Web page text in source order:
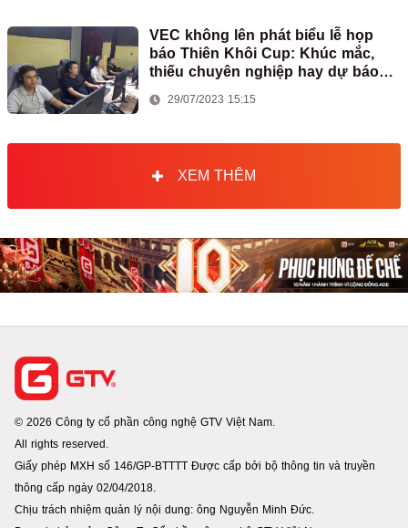
VEC không lên phát biểu lễ họp
báo Thiên Khôi Cup: Khúc mắc,
thiếu chuyên nghiệp hay dự báo
29/07/2023 15:15
XEM THÊM
© 2026 Công ty cổ phần công nghệ GTV Việt Nam.
All rights reserved.
Giấy phép MXH số 146/GP-BTTTT Được cấp bởi bộ thông tin và truyền
thông cấp ngày 02/04/2018.
Chịu trách nhiệm quản lý nội dung: ông Nguyễn Minh Đức.